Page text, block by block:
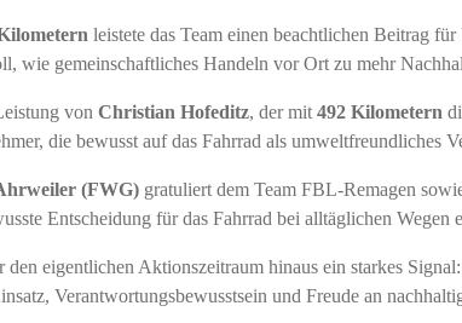
leistete das Team einen beachtlichen Beitrag
wie gemeinschaftliches Handeln vor Ort zu mehr
von Christian Hofeditz, der mit 492 Kilometern
die bewusst auf das Fahrrad als umweltfreundliches
(FWG) gratuliert dem Team FBL-Remagen
Entscheidung für das Fahrrad bei alltäglichen
eigentlichen Aktionszeitraum hinaus ein starkes
Verantwortungsbewusstsein und Freude an